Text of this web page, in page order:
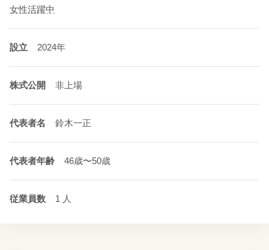
女性活躍中
設立 2024年
株式公開 非上場
代表者名 鈴木一正
代表者年齢 46歳〜50歳
従業員数 1 人